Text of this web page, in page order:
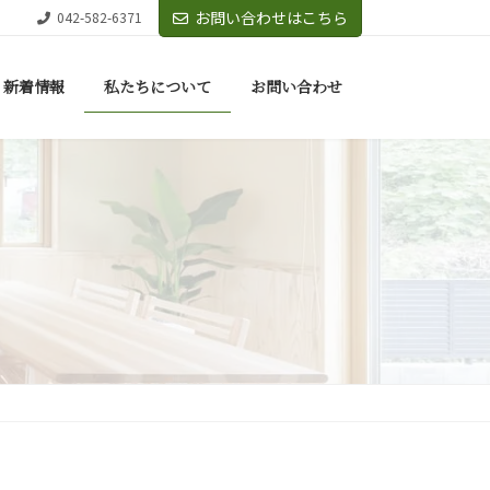
042-582-6371 お問い合わせはこちら
新着情報 私たちについて お問い合わせ